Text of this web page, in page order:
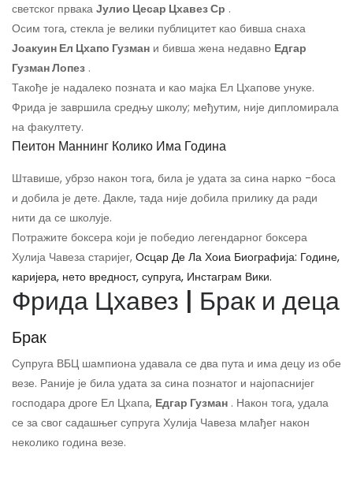
светског првака Јулио Цесар Цхавез Ср .
Осим тога, стекла је велики публицитет као бивша снаха
Јоакуин Ел Цхапо Гузман и бивша жена недавно Едгар
Гузман Лопез .
Такође је надалеко позната и као мајка Ел Цхапове унуке.
Фрида је завршила средњу школу; међутим, није дипломирала
на факултету.
Пеитон Маннинг Колико Има Година
Штавише, убрзо након тога, била је удата за сина нарко -боса
и добила је дете. Дакле, тада није добила прилику да ради
нити да се школује.
Потражите боксера који је победио легендарног боксера
Хулија Чавеза старијег, Осцар Де Ла Хоиа Биографија: Године,
каријера, нето вредност, супруга, Инстаграм Вики.
Фрида Цхавез | Брак и деца
Брак
Супруга ВБЦ шампиона удавала се два пута и има децу из обе
везе. Раније је била удата за сина познатог и најопаснијег
господара дроге Ел Цхапа, Едгар Гузман . Након тога, удала
се за свог садашњег супруга Хулија Чавеза млађег након
неколико година везе.